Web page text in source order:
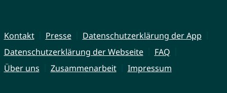
Kontakt Presse
Datenschutzerklärung der App
Datenschutzerklärung der Webseite
FAQ
Über uns
Zusammenarbeit Impressum